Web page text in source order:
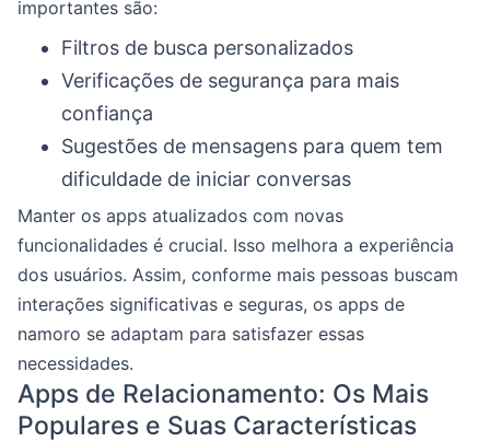
importantes são:
Filtros de busca personalizados
Verificações de segurança para mais
confiança
Sugestões de mensagens para quem tem
dificuldade de iniciar conversas
Manter os apps atualizados com novas
funcionalidades é crucial. Isso melhora a experiência
dos usuários. Assim, conforme mais pessoas buscam
interações significativas e seguras, os apps de
namoro se adaptam para satisfazer essas
necessidades.
Apps de Relacionamento: Os Mais
Populares e Suas Características